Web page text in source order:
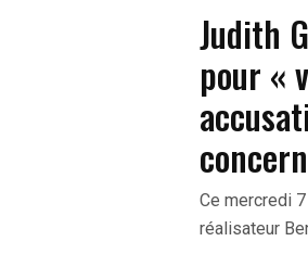
Judith
pour «
Ce mercredi
réalisateur